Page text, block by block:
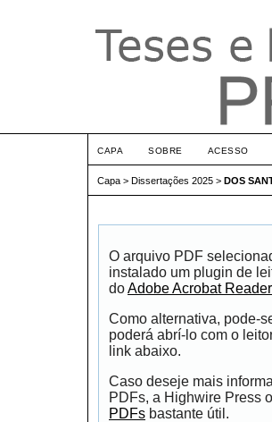
CAPA SOBRE ACESSO
Capa > Dissertações 2025 > DOS
O arquivo PDF
instalado um plugin de
doAdobe Acrobat Reader
Como alternativa, pode-
poderá abrí-lo com o
link abaixo.
Caso deseje mais
PDFs, a Highwire Press
PDFs bastante útil.